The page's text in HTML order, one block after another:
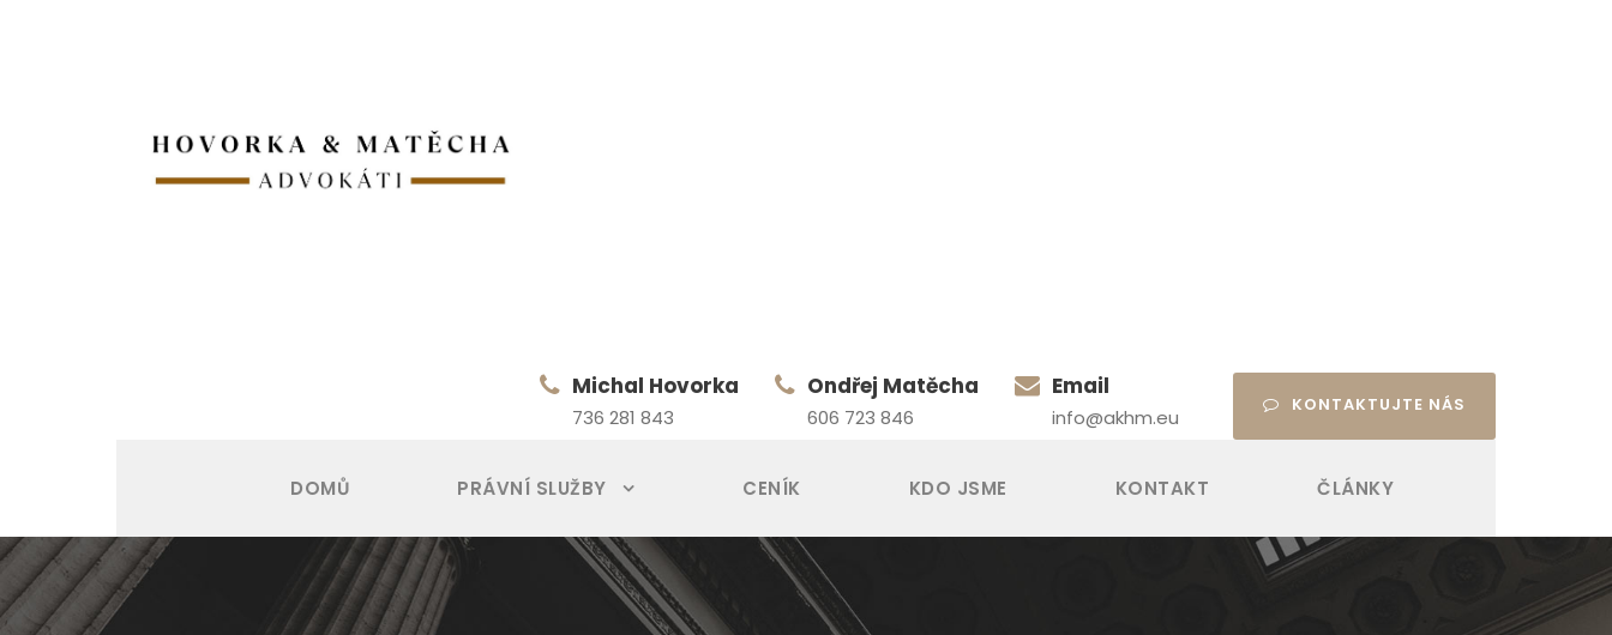
Michal Hovorka
736 281 843
Ondřej Matěcha
606 723 846
Email
info@akhm.eu
KONTAKTUJTE NÁS
DOMŮ PRÁVNÍ SLUŽBY CENÍK KDO JSME KONTAKT ČLÁNKY